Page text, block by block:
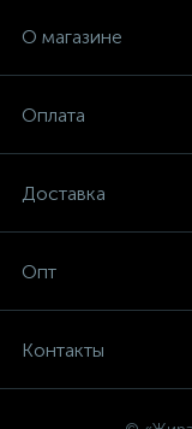
О магазине
Оплата
Доставка
Опт
Контакты